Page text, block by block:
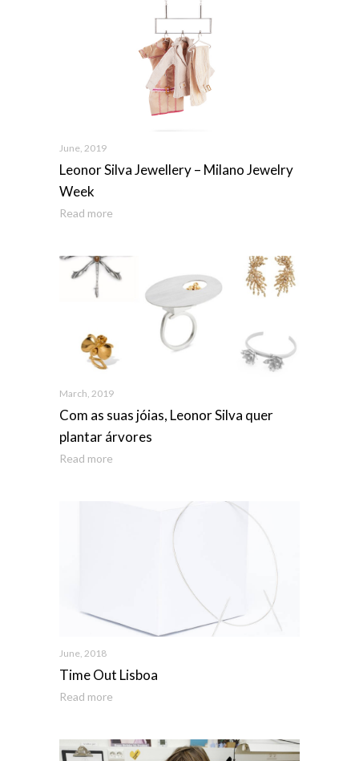
June, 2019
Leonor Silva Jewellery – Milano Jewelry
Week
Read more
March, 2019
Com as suas jóias, Leonor Silva quer
plantar árvores
Read more
June, 2018
Time Out Lisboa
Read more